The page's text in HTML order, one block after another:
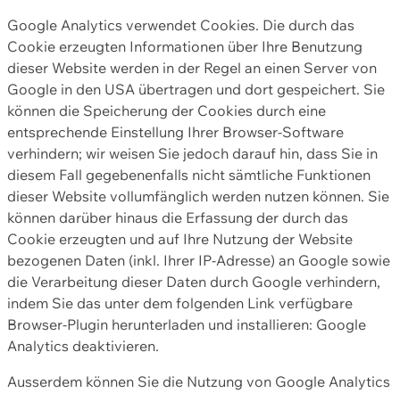
Google Analytics verwendet Cookies. Die durch das
Cookie erzeugten Informationen über Ihre Benutzung
dieser Website werden in der Regel an einen Server von
Google in den USA übertragen und dort gespeichert. Sie
können die Speicherung der Cookies durch eine
entsprechende Einstellung Ihrer Browser-Software
verhindern; wir weisen Sie jedoch darauf hin, dass Sie in
diesem Fall gegebenenfalls nicht sämtliche Funktionen
dieser Website vollumfänglich werden nutzen können. Sie
können darüber hinaus die Erfassung der durch das
Cookie erzeugten und auf Ihre Nutzung der Website
bezogenen Daten (inkl. Ihrer IP-Adresse) an Google sowie
die Verarbeitung dieser Daten durch Google verhindern,
indem Sie das unter dem folgenden Link verfügbare
Browser-Plugin herunterladen und installieren: Google
Analytics deaktivieren.
Ausserdem können Sie die Nutzung von Google Analytics